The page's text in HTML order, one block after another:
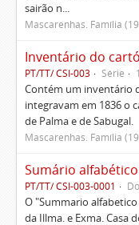
sairão n...
Mascarenhas. Família
Inventário do
PT/TT/ CSI-003 Série
Contém um inventário
integravam em 1836 o
de Palma e de Sabugal.
Mascarenhas. Família
PT/TT/ CSI-003-0001
O "Summario
da Illma. e Exma. Casa